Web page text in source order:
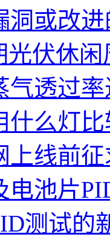
洞或改
光伏休
气透过
什么灯
上线前
电池片
测试的